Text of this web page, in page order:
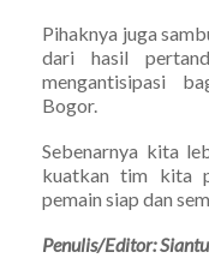
Pihaknya juga
dari hasil
mengantisipasi
Bogor.
Sebenarnya kita
kuatkan tim kita
pemain siap dan
Penulis/Editor: